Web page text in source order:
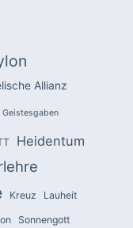
Allianz
Geistesgaben
Heidentum
Kreuz Lauheit
Sonnengott